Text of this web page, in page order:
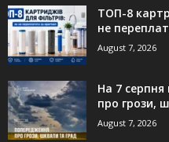
ТОП-8
не
August 7, 2026
На 7
про грози,
August 7, 2026